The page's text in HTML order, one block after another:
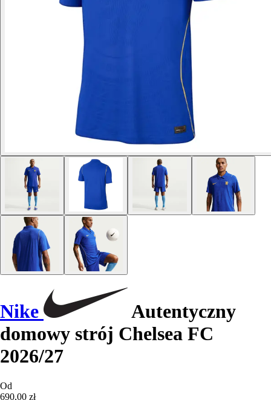
Nike
Autentyczny
domowy strój Chelsea FC
2026/27
Od
690,00 zł